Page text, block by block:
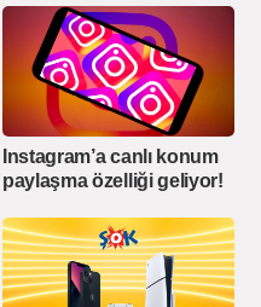
Instagram’a canlı konum
paylaşma özelliği geliyor!